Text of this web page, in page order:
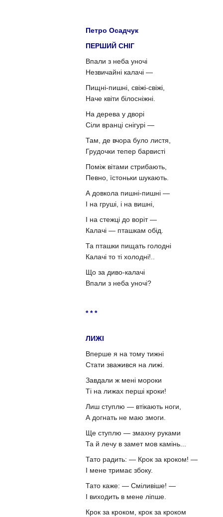
Петро Осадчук
ПЕРШИЙ СНІГ
Впали з неба уночі
Незвичайні калачі —
Пищні-пишні, свіжі-свіжі,
Наче квіти білосніжні.
На дерева у дворі
Сіли вранці снігурі —
Там, де вчора було листя,
Грудочки тепер барвисті
Поміж вітами стрибають,
Певно, їстоньки шукають.
А довкола пишні-пишні —
І на груші, і на вишні,
І на стежці до воріт —
Калачі — пташкам обід.
Та пташки пищать голодні
Калачі то ті холодні!..
Що за диво-калачі
Впали з неба уночі?
* * *
ЛИЖІ
Вперше я на тому тижні
Стати зважився на лижі.
Завдали ж мені мороки
Ті на лижах перші кроки!
Лиш ступлю — втікають ноги,
А догнать не маю змоги.
Ще ступлю — змахну руками
Та й лечу в замет мов камінь...
Тато радить: — Крок за кроком! —
І мене тримає збоку.
Тато каже: — Сміливіше! —
І виходить в мене ліпше.
Крок за кроком, крок за кроком